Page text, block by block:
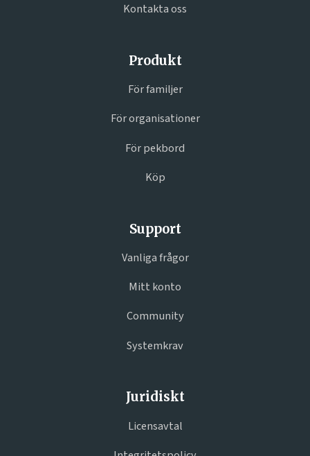
Kontakta oss
Produkt
För familjer
För organisationer
För pekbord
Köp
Support
Vanliga frågor
Mitt konto
Community
Systemkrav
Juridiskt
Licensavtal